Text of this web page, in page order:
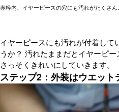
赤枠内、イヤーピースの穴にも汚れがたくさ
イヤーピースにも汚れが付着して
うか？ 汚れたままだとイヤーピー
さっそくきれいにしていきます。
ステップ2：外装はウエット